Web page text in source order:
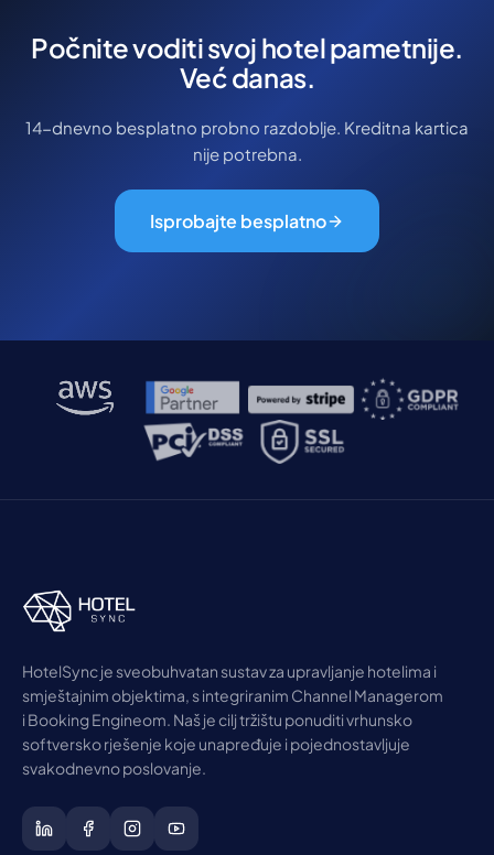
Počnite voditi svoj hotel pametnije.
Već danas.
14-dnevno besplatno probno razdoblje. Kreditna kartica
nije potrebna.
Isprobajte besplatno
HotelSync je sveobuhvatan sustav za upravljanje hotelima i
smještajnim objektima, s integriranim Channel Managerom
i Booking Engineom. Naš je cilj tržištu ponuditi vrhunsko
softversko rješenje koje unapređuje i pojednostavljuje
svakodnevno poslovanje.